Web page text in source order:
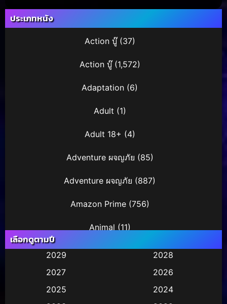
ประเภทหนัง
Action บู๊(37)
Action บู๊(1,572)
Adaptation (6)
Adult (1)
Adult 18+ (4)
Adventure ผจญภัย (85)
Adventure ผจญภัย (887)
Amazon Prime(756)
Animal (11)
Animation การ์ตูน(245)
เลือกดูตามปี
2029
2028
2027
2026
2025
2024